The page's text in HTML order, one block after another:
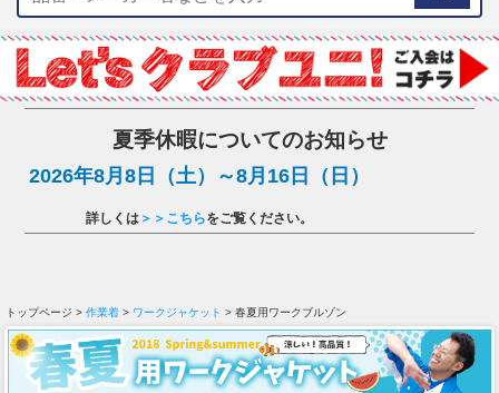
ー
ワ
ー
ド
夏季休暇についてのお知らせ
2026年8月8日（土）～8月16日（日）
詳しくは ＞＞こちらをご覧ください。
トップページ > 作業着 > ワークジャケット > 春夏用ワークブルゾン